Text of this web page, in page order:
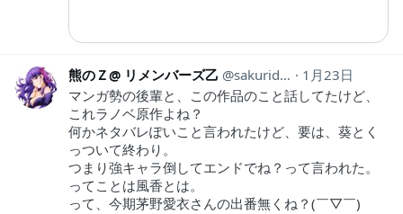
熊のＺ@ リメンバーズ乙 sakurider_ltd
1月23日
マンガ勢の後輩と、この作品のこと話してたけど、
これラノベ原作よね？
何かネタバレぽいこと言われたけど、要は、葵とく
っついて終わり。
つまり強キャラ倒してエンドでね？って言われた。
ってことは風香とは。
って、今期茅野愛衣さんの出番無くね？(￣▽￣)